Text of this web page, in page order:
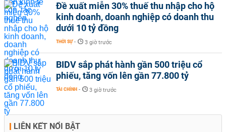
Đề xuất miễn 30% thuế thu nhập cho hộ
kinh doanh, doanh nghiệp có doanh thu
dưới 10 tỷ đồng
THỜI SỰ - 3 giờ trước
BIDV sắp phát hành gần 500 triệu cổ
phiếu, tăng vốn lên gần 77.800 tỷ
TÀI CHÍNH - 3 giờ trước
LIÊN KẾT NỔI BẬT